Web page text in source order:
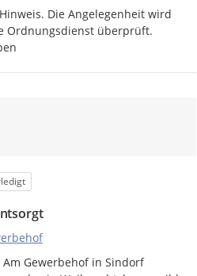
Die Angelegenheit wird
Ordnungsdienst überprüft.
Am Gewerbehof in Sindorf